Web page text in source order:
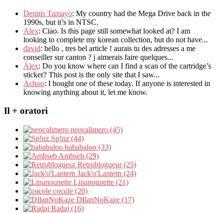
Dennis Tamayo: My country had the Mega Drive back in the
1990s, but it’s in NTSC.
Alex: Ciao. Is this page still somewhat looked at? I am
looking to complete my korean collection, but do not have...
david: hello , tres bel article ! aurais tu des adresses a me
conseiller sur canton ? j aimerais faire quelques...
Álex: Do you know where can I find a scan of the cartridge’s
sticker? This post is the only site that I saw...
Achoo: I bought one of these today. If anyone is interested in
knowing anything about it, let me know.
Il + oratori
neocalimero (45)
Sp!nz (44)
bababaloo (33)
Ambseb (29)
Retroblogueur (25)
Jack'o'Lantern (24)
Linanounette (21)
cocole (20)
DIlanNoKaze (17)
Radaj (16)